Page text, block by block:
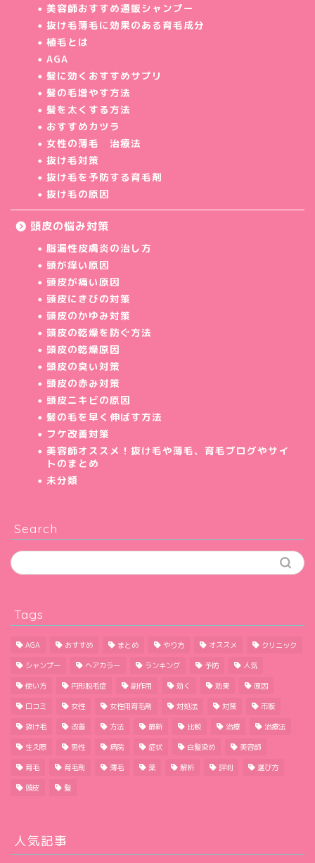
美容師おすすめ通販シャンプー
抜け毛薄毛に効果のある育毛成分
植毛とは
AGA
髪に効くおすすめサプリ
髪の毛増やす方法
髪を太くする方法
おすすめカツラ
女性の薄毛 治療法
抜け毛対策
抜け毛を予防する育毛剤
抜け毛の原因
頭皮の悩み対策
脂漏性皮膚炎の治し方
頭が痒い原因
頭皮が痛い原因
頭皮にきびの対策
頭皮のかゆみ対策
頭皮の乾燥を防ぐ方法
頭皮の乾燥原因
頭皮の臭い対策
頭皮の赤み対策
頭皮ニキビの原因
髪の毛を早く伸ばす方法
フケ改善対策
美容師オススメ！抜け毛や薄毛、育毛ブログやサイ
トのまとめ
未分類
Search
Tags
AGA おすすめ まとめ やり方 オススメ クリニック
シャンプー ヘアカラー ランキング 予防 人気
使い方 円形脱毛症 副作用 効く 効果 原因
口コミ 女性 女性用育毛剤 対処法 対策 市販
抜け毛 改善 方法 最新 比較 治療 治療法
生え際 男性 病院 症状 白髪染め 美容師
育毛 育毛剤 薄毛 薬 解析 評判 選び方
頭皮 髪
人気記事